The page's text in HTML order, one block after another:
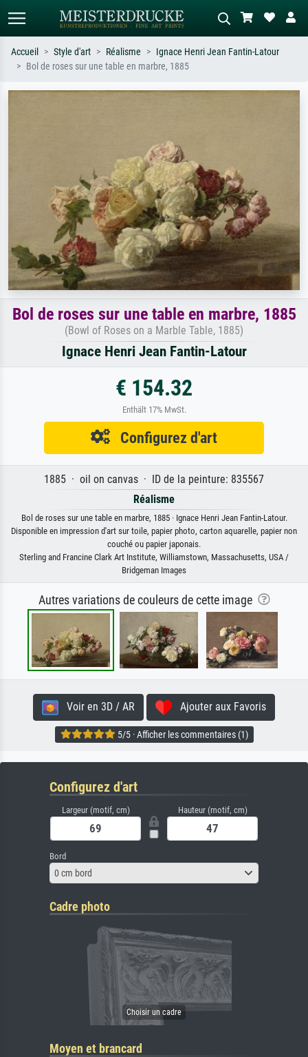
Accueil Style d'art Réalisme
Ignace Henri Jean Fantin-Latour
Bol de roses sur une table en marbre, 1885
Bol de roses sur une table en marbre, 1885
(Bowl of Roses on a Marble Table, 1885)
Ignace Henri Jean Fantin-Latour
€ 154.32
Enthält 17% MwSt.
Configurez d'art
1885 · oil on canvas · ID de la peinture: 835567
Réalisme
Bol de roses sur une table en marbre, 1885 · Ignace Henri Jean Fantin-Latour.
Disponible en impression d'art sur toile, papier photo, carton aquarelle, papier non
couché ou papier japonais.
Sterling and Francine Clark Art Institute, Williamstown, Massachusetts, USA /
Bridgeman Images
Autres variations de couleurs de cette image
Voir en 3D / AR Ajouter aux Favoris
5/5 · Afficher les commentaires (1)
Configurez d'art
Largeur (motif, cm) Hauteur (motif, cm)
Bord
0 cm bord
Cadre photo
Moyen et brancard